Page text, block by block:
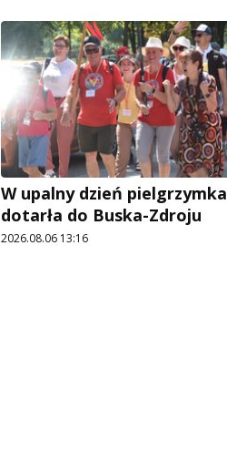
W upalny dzień pielgrzymka
dotarła do Buska-Zdroju
2026.08.06 13:16